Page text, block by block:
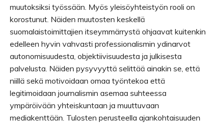
muutoksiksi työssään. Myös yleisöyhteistyön rooli on
korostunut. Näiden muutosten keskellä
suomalaistoimittajien itseymmärrystä ohjaavat kuitenkin
edelleen hyvin vahvasti professionalismin ydinarvot
autonomisuudesta, objektiivisuudesta ja julkisesta
palvelusta. Näiden pysyvyyttä selittää ainakin se, että
niillä sekä motivoidaan omaa työntekoa että
legitimoidaan journalismin asemaa suhteessa
ympäröivään yhteiskuntaan ja muuttuvaan
mediakenttään. Tulosten perusteella ajankohtaisuuden